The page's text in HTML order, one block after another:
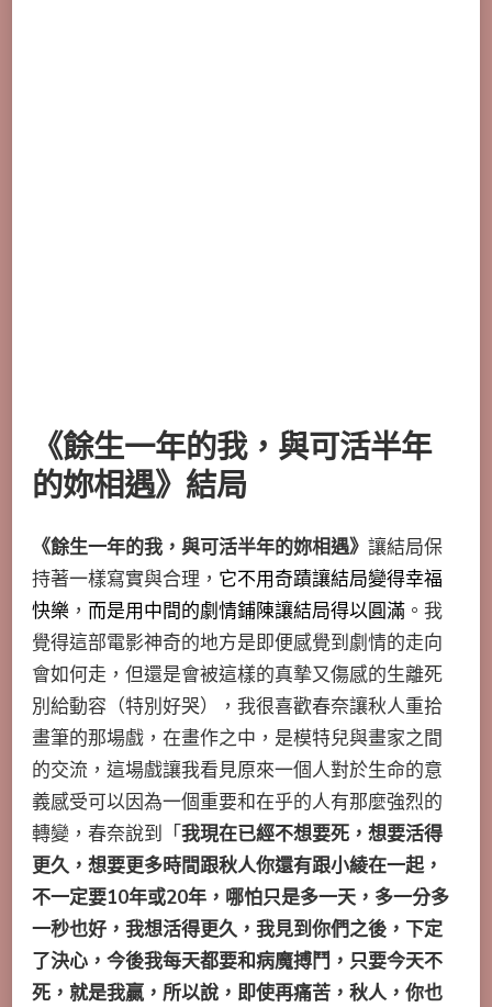
《餘生一年的我，與可活半年
的妳相遇》 結局
《餘生一年的我，與可活半年的妳相遇》 讓結局保
持著一樣寫實與合理， 它不用奇蹟讓結局變得幸福
快樂 ， 而是用中間的劇情鋪陳讓結局得以圓滿 。我
覺得這部電影神奇的地方是即便感覺到劇情的走向
會如何走，但還是會被這樣的真摯又傷感的生離死
別給動容（特別好哭），我很喜歡春奈讓秋人重拾
畫筆的那場戲，在畫作之中，是模特兒與畫家之間
的交流，這場戲讓我看見原來一個人對於生命的意
義感受可以因為一個重要和在乎的人有那麼強烈的
轉變，春奈說到「我現在已經不想要死，想要活得
更久，想要更多時間跟秋人你還有跟小綾在一起，
不一定要10年或20年，哪怕只是多一天，多一分多
一秒也好，我想活得更久，我見到你們之後，下定
了決心，今後我每天都要和病魔搏鬥，只要今天不
死，就是我贏，所以說，即使再痛苦，秋人，你也